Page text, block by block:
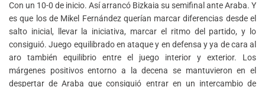
Con un 10-0 de inicio. Así arrancó Bizkaia su semifinal ante Araba. Y
es que los de Mikel Fernández querían marcar diferencias desde el
salto inicial, llevar la iniciativa, marcar el ritmo del partido, y lo
consiguió. Juego equilibrado en ataque y en defensa y ya de cara al
aro también equilibrio entre el juego interior y exterior. Los
márgenes positivos entorno a la decena se mantuvieron en el
despertar de Araba que consiguió entrar en un intercambio de